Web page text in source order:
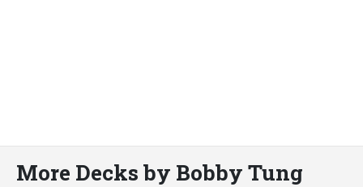
More Decks by Bobby Tung